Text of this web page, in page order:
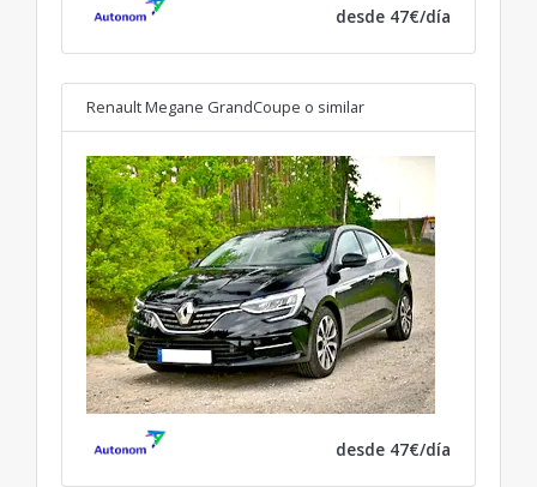
desde 47€/día
Renault Megane GrandCoupe o similar
desde 47€/día